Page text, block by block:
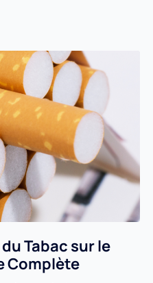
Tabac sur le
Complète